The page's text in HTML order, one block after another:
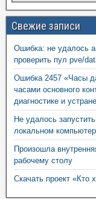
Свежие записи
Ошибка: не удалось
проверить пул pve/
Ошибка 2457 «Часы
часами основного
диагностике и
Не удалось
локальном
Произошла
рабочему столу
Скачать проект «Кто